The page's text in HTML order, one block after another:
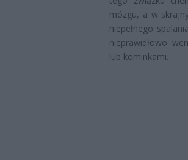
mózgu, a w
niepełnego
nieprawidłowo
lub kominkami.